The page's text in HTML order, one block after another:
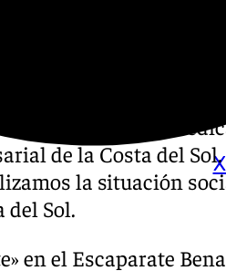
un programa
de la Costa del Sol.
la situación
del Sol.
en el Escaparate